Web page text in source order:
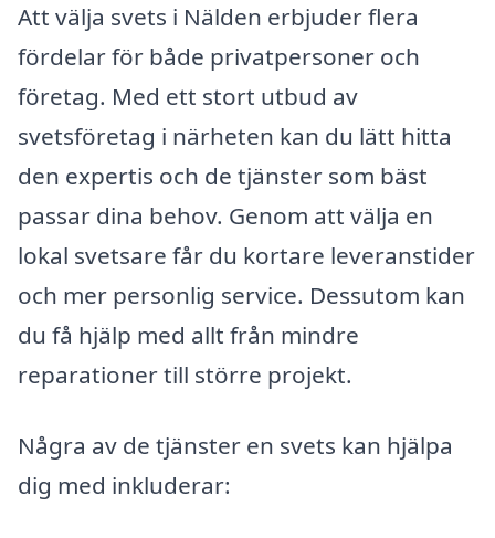
Att välja svets i Nälden erbjuder flera
fördelar för både privatpersoner och
företag. Med ett stort utbud av
svetsföretag i närheten kan du lätt hitta
den expertis och de tjänster som bäst
passar dina behov. Genom att välja en
lokal svetsare får du kortare leveranstider
och mer personlig service. Dessutom kan
du få hjälp med allt från mindre
reparationer till större projekt.
Några av de tjänster en svets kan hjälpa
dig med inkluderar: